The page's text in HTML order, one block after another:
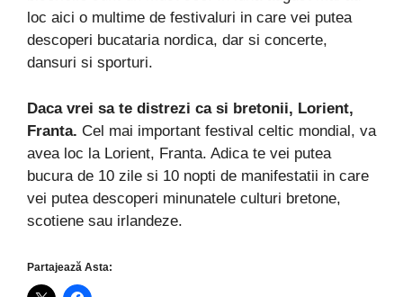
loc aici o multime de festivaluri in care vei putea
descoperi bucataria nordica, dar si concerte,
dansuri si sporturi.
Daca vrei sa te distrezi ca si bretonii, Lorient,
Franta. Cel mai important festival celtic mondial, va
avea loc la Lorient, Franta. Adica te vei putea
bucura de 10 zile si 10 nopti de manifestatii in care
vei putea descoperi minunatele culturi bretone,
scotiene sau irlandeze.
Partajează Asta: